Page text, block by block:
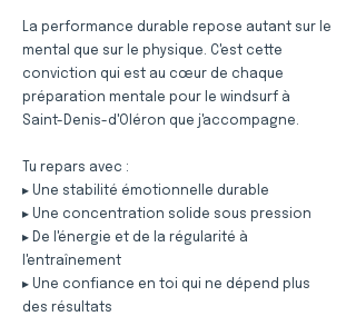
La performance durable repose autant sur le
mental que sur le physique. C'est cette
conviction qui est au cœur de chaque
préparation mentale pour le windsurf à
Saint-Denis-d'Oléron que j'accompagne.
Tu repars avec :
▸ Une stabilité émotionnelle durable
▸ Une concentration solide sous pression
▸ De l'énergie et de la régularité à
l'entraînement
▸ Une confiance en toi qui ne dépend plus
des résultats